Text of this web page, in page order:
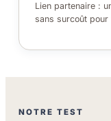
Lien partenaire :
sans surcoût pour
NOTRE TEST